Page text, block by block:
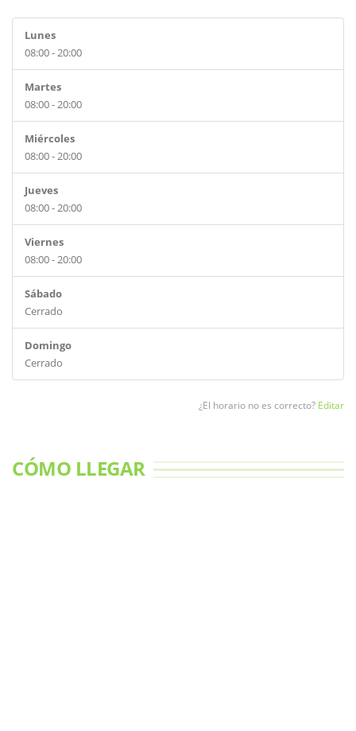
Lunes
08:00 - 20:00
Martes
08:00 - 20:00
Miércoles
08:00 - 20:00
Jueves
08:00 - 20:00
Viernes
08:00 - 20:00
Sábado
Cerrado
Domingo
Cerrado
¿El horario no es correcto? Editar
CÓMO LLEGAR